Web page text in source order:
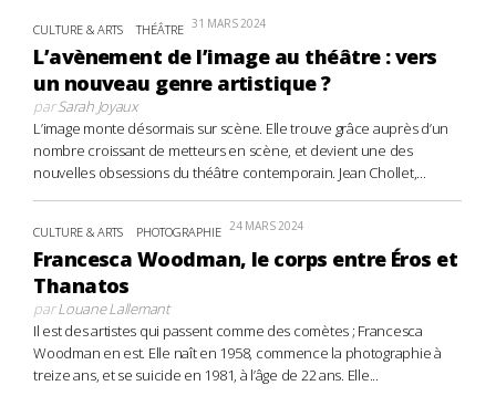
CULTURE & ARTS THÉÂTRE 31 MARS 2024
L’avènement de l’image au théâtre : vers
un nouveau genre artistique ?
parSarah Joyaux
L’image monte désormais sur scène. Elle trouve grâce auprès d’un
nombre croissant de metteurs en scène, et devient une des
nouvelles obsessions du théâtre contemporain. Jean Chollet,...
CULTURE & ARTS PHOTOGRAPHIE 24 MARS 2024
Francesca Woodman, le corps entre Éros et
Thanatos
parLouane Lallemant
Il est des artistes qui passent comme des comètes ; Francesca
Woodman en est. Elle naît en 1958, commence la photographie à
treize ans, et se suicide en 1981, à l’âge de 22 ans. Elle...